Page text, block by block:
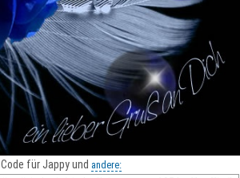
Code für Jappy und andere: